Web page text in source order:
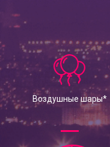
Воздушные шары*